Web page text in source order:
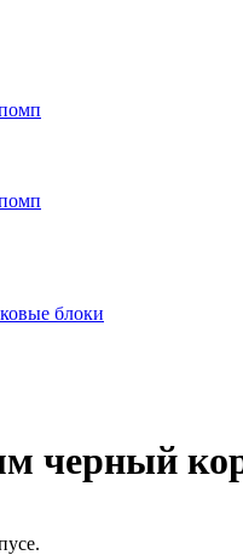
блоки
черный